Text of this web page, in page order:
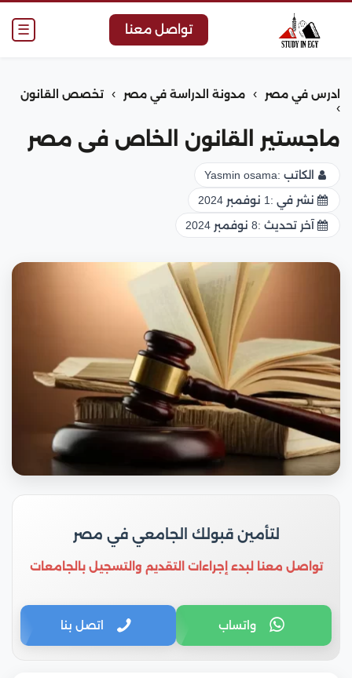
☰ تواصل معنا
ادرس في مصر › مدونة الدراسة في مصر › تخصص القانون
›
ماجستير القانون الخاص فى مصر
الكاتب :Yasmin osama
نشر في : 1 نوفمبر 2024
آخر تحديث :8 نوفمبر 2024
لتأمين قبولك الجامعي في مصر
تواصل معنا لبدء إجراءات التقديم والتسجيل بالجامعات
واتساب اتصل بنا